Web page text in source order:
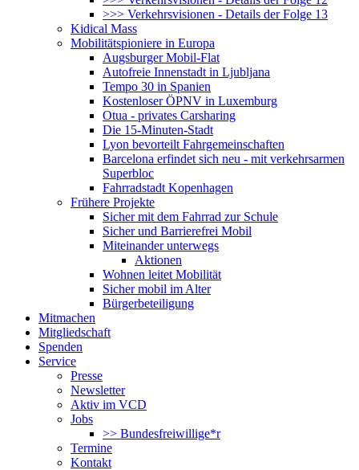
>>> Verkehrsvisionen - Details der Folge 13
Kidical Mass
Mobilitätspioniere in Europa
Augsburger Mobil-Flat
Autofreie Innenstadt in Ljubljana
Tempo 30 in Spanien
Kostenloser ÖPNV in Luxemburg
Otua - privates Carsharing
Die 15-Minuten-Stadt
Lyon bevorteilt Fahrgemeinschaften
Barcelona erfindet sich neu - mit verkehrsarmen
Superbloc
Fahrradstadt Kopenhagen
Frühere Projekte
Sicher mit dem Fahrrad zur Schule
Sicher und Barrierefrei Mobil
Miteinander unterwegs
Aktionen
Wohnen leitet Mobilität
Sicher mobil im Alter
Bürgerbeteiligung
Mitmachen
Mitgliedschaft
Spenden
Service
Presse
Newsletter
Aktiv im VCD
Jobs
>> Bundesfreiwillige*r
Termine
Kontakt